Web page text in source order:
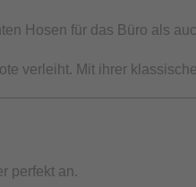
Hosen für das Büro als
verleiht. Mit ihrer
perfekt an.